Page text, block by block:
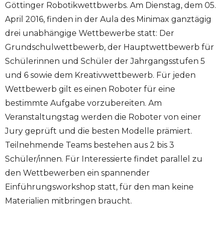
Göttinger Robotikwettbwerbs. Am Dienstag, dem 05.
April 2016, finden in der Aula des Minimax ganztägig
drei unabhängige Wettbewerbe statt: Der
Grundschulwettbewerb, der Hauptwettbewerb für
Schülerinnen und Schüler der Jahrgangsstufen 5
und 6 sowie dem Kreativwettbewerb. Für jeden
Wettbewerb gilt es einen Roboter für eine
bestimmte Aufgabe vorzubereiten. Am
Veranstaltungstag werden die Roboter von einer
Jury geprüft und die besten Modelle prämiert.
Teilnehmende Teams bestehen aus 2 bis 3
Schüler/innen. Für Interessierte findet parallel zu
den Wettbewerben ein spannender
Einführungsworkshop statt, für den man keine
Materialien mitbringen braucht.